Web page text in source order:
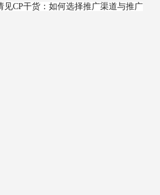
CP干货：如何选择推广渠道与推广